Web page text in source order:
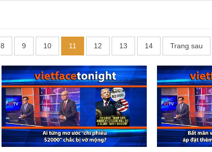
8 9 10 11 12 13 14 Trang sau